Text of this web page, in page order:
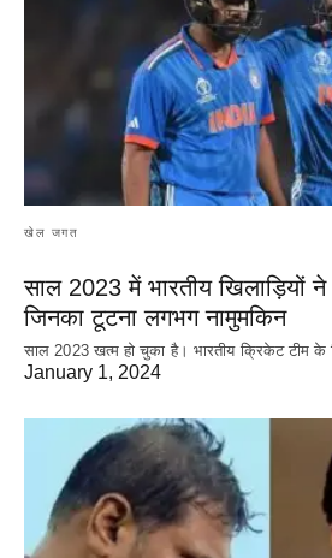
खेल जगत
साल 2023 में भारतीय खिलाड़ियों ने
जिनका टूटना लगभग नामुमकिन
साल 2023 खत्म हो चुका है। भारतीय क्रिकेट‌ टीम
January 1, 2024